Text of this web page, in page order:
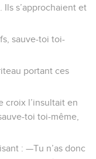
Ils s’approchaient et
sauve-toi toi-
portant ces
croix l’insultait en
toi toi-même,
: —Tu n’as donc